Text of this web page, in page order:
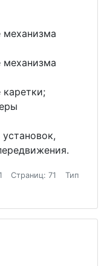
механизма
механизма
каретки;
Страниц: 71
Тип